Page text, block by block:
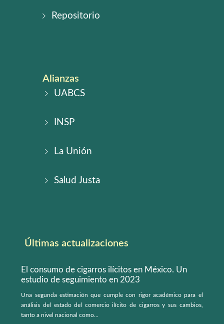
Repositorio
Alianzas
UABCS
INSP
La Unión
Salud Justa
Últimas actualizaciones
El consumo de cigarros ilícitos en México. Un
estudio de seguimiento en 2023
Una segunda estimación que cumple con rigor académico para el
análisis del estado del comercio ilícito de cigarros y sus cambios,
tanto a nivel nacional como...